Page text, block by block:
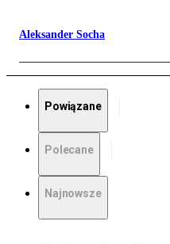
Aleksander Socha
Powiązane
Polecane
Najnowsze